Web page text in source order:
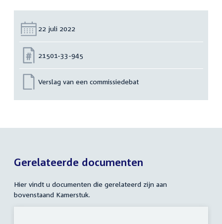
Datum:
22 juli 2022
Nummer:
21501-33-945
Verslag van een commissiedebat
Gerelateerde documenten
Hier vindt u documenten die gerelateerd zijn aan
bovenstaand Kamerstuk.